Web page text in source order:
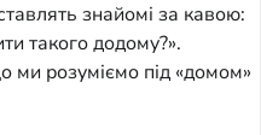
знайомі за кавою:
такого додому?».
ми розуміємо під «домом»